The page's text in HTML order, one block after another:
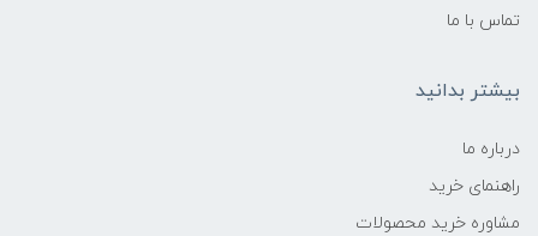
تماس با ما
بیشتر بدانید
درباره ما
راهنمای خرید
مشاوره خرید محصولات